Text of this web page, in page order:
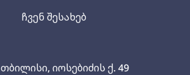
თბილისი, იოსებიძის ქ. 49
ჩვენ შესახებ